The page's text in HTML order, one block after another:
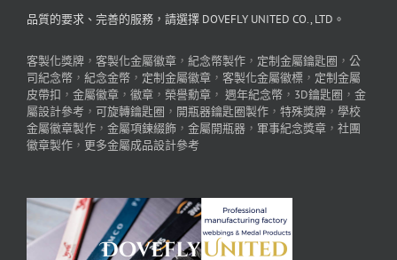
品質的要求、完善的服務，請選擇 DOVEFLY UNITED CO., LTD。
客製化獎牌 ， 客製化金屬徽章 ， 紀念幣製作 ， 定制金屬鑰匙圈 ， 公
司紀念幣 ， 紀念金幣 ， 定制金屬徽章 ， 客製化金屬徽標 ， 定制金屬
皮帶扣 ， 金屬徽章 ， 徽章 ， 榮譽勳章 ， 週年紀念幣 ， 3D鑰匙圈 ， 金
屬設計參考 ， 可旋轉鑰匙圈 ， 開瓶器鑰匙圈製作 ， 特殊獎牌 ， 學校
金屬徽章製作 ， 金屬項鍊綴飾 ， 金屬開瓶器 ， 軍事紀念獎章 ， 社團
徽章製作 ， 更多金屬成品設計參考